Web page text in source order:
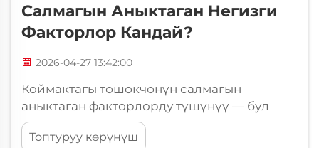
Салмагын Аныктаган Негизги
Факторлор Кандай?
2026-04-27 13:42:00
Коймактагы төшөкчөнүн салмагын
аныктаган факторлорду түшүнүү — бул
жашоо, коммерциялык же
институционалдык ортода мунун сыяктуу
Топтуруу көрүнүш